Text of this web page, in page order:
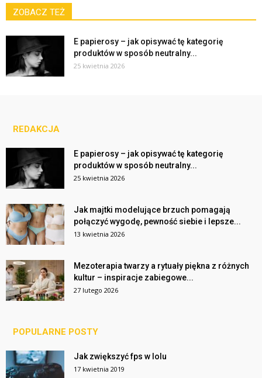
ZOBACZ TEŻ
E papierosy – jak opisywać tę kategorię
produktów w sposób neutralny...
25 kwietnia 2026
REDAKCJA
E papierosy – jak opisywać tę kategorię
produktów w sposób neutralny...
25 kwietnia 2026
Jak majtki modelujące brzuch pomagają
połączyć wygodę, pewność siebie i lepsze...
13 kwietnia 2026
Mezoterapia twarzy a rytuały piękna z różnych
kultur – inspiracje zabiegowe...
27 lutego 2026
POPULARNE POSTY
Jak zwiększyć fps w lolu
17 kwietnia 2019